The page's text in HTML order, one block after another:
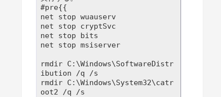
#pre{{
net stop wuauserv
net stop cryptSvc
net stop bits
net stop msiserver
rmdir C:\Windows\SoftwareDistr
ibution /q /s
rmdir C:\Windows\System32\catr
oot2 /q /s